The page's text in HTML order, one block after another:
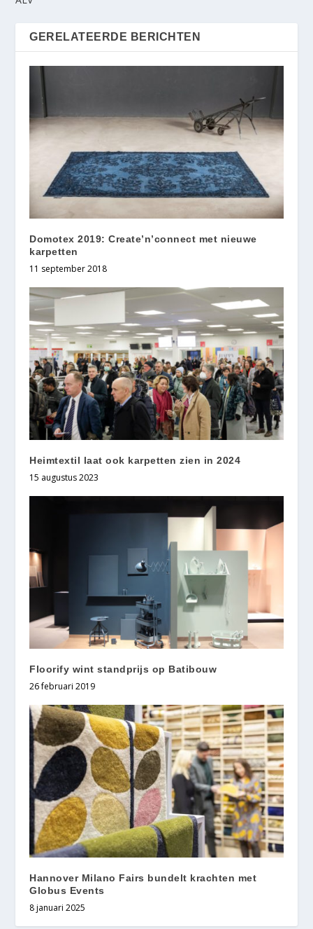
GERELATEERDE BERICHTEN
Domotex 2019: Create’n’connect met nieuwe
karpetten
11 september 2018
Heimtextil laat ook karpetten zien in 2024
15 augustus 2023
Floorify wint standprijs op Batibouw
26 februari 2019
Hannover Milano Fairs bundelt krachten met
Globus Events
8 januari 2025